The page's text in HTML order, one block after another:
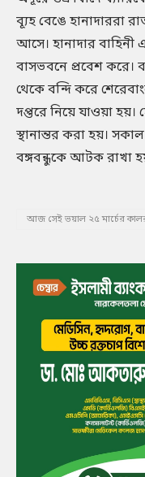
ব্যূহ বেঙে হানাদাররা
আসে। হানাদার বাহিনী
বাসভবনে প্রবেশ করে।
থেকে বন্দি করে
দপ্তরে নিয়ে যাওয়া হয়।
স্থানান্তর করা হয়।
বঙ্গবন্ধুকে আটক রাখা
আজ সেই ভয়াল ২৫ মার্চের